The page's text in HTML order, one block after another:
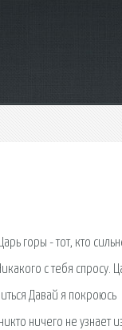
горы - тот, кто
с тебя спросу.
Давай я покроюсь
ничего не узнает